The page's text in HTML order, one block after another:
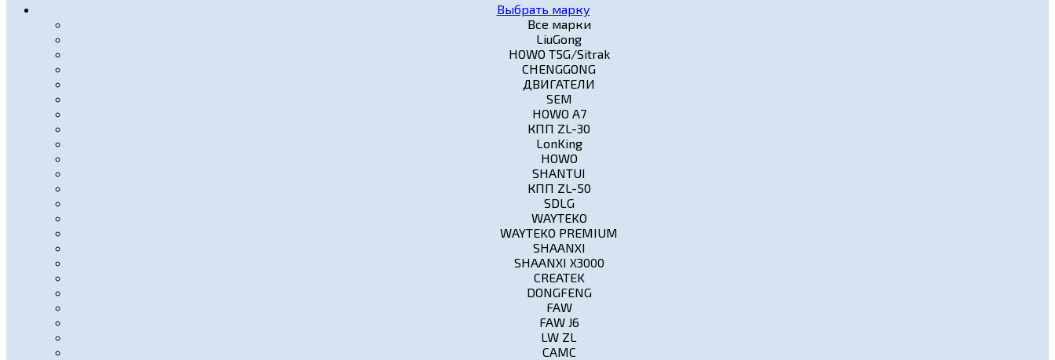
Выбрать марку
Все марки
LiuGong
HOWO T5G/Sitrak
CHENGGONG
ДВИГАТЕЛИ
SEM
HOWO A7
КПП ZL-30
LonKing
HOWO
SHANTUI
КПП ZL-50
SDLG
WAYTEKO
WAYTEKO PREMIUM
SHAANXI
SHAANXI X3000
CREATEK
DONGFENG
FAW
FAW J6
LW ZL
CAMC